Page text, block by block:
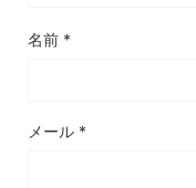
名前 *
メール *